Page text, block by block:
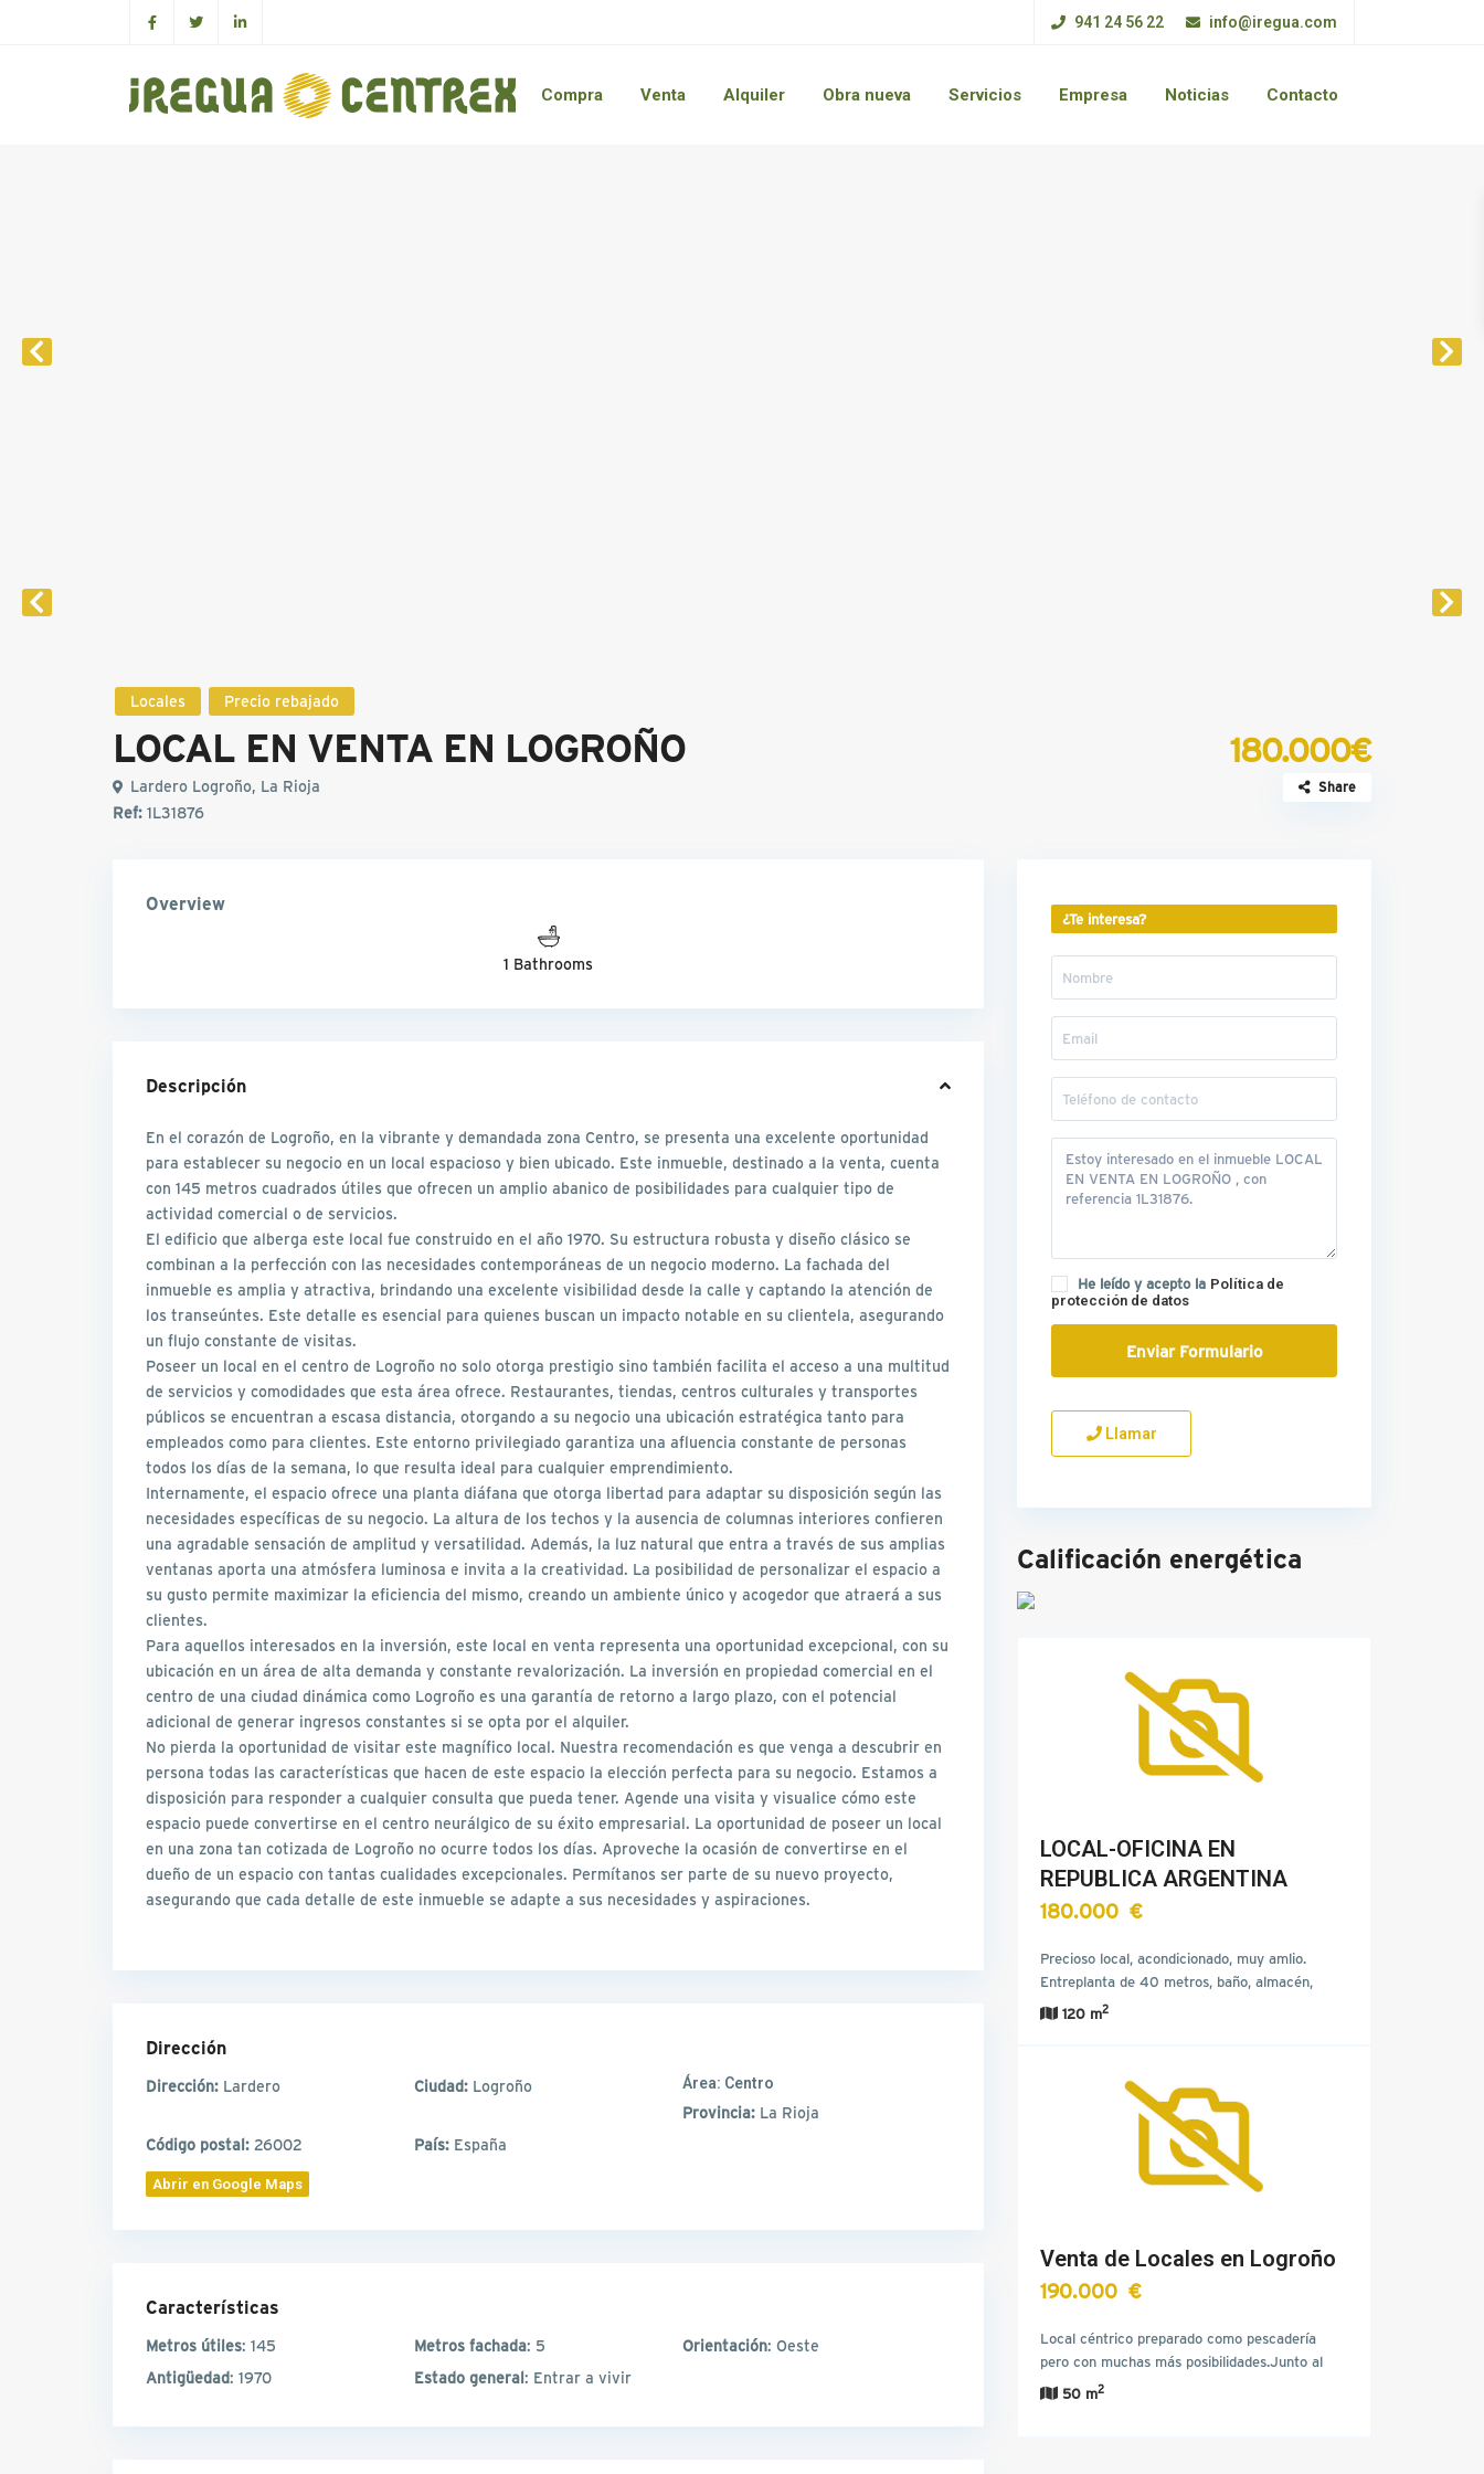
941 24 56 22 info@iregua.com
Compra Venta Alquiler Obra nueva Servicios Empresa Noticias Contacto
Locales Precio rebajado
LOCAL EN VENTA EN LOGROÑO 180.000€
Lardero Logroño, La Rioja
Ref:1L31876
Share
Overview
1 Bathrooms
Descripción
En el corazón de Logroño, en la vibrante y demandada zona Centro, se presenta una excelente oportunidad
para establecer su negocio en un local espacioso y bien ubicado. Este inmueble, destinado a la venta, cuenta
con 145 metros cuadrados útiles que ofrecen un amplio abanico de posibilidades para cualquier tipo de
actividad comercial o de servicios.
El edificio que alberga este local fue construido en el año 1970. Su estructura robusta y diseño clásico se
combinan a la perfección con las necesidades contemporáneas de un negocio moderno. La fachada del
inmueble es amplia y atractiva, brindando una excelente visibilidad desde la calle y captando la atención de
los transeúntes. Este detalle es esencial para quienes buscan un impacto notable en su clientela, asegurando
un flujo constante de visitas.
Poseer un local en el centro de Logroño no solo otorga prestigio sino también facilita el acceso a una multitud
de servicios y comodidades que esta área ofrece. Restaurantes, tiendas, centros culturales y transportes
públicos se encuentran a escasa distancia, otorgando a su negocio una ubicación estratégica tanto para
empleados como para clientes. Este entorno privilegiado garantiza una afluencia constante de personas
todos los días de la semana, lo que resulta ideal para cualquier emprendimiento.
Internamente, el espacio ofrece una planta diáfana que otorga libertad para adaptar su disposición según las
necesidades específicas de su negocio. La altura de los techos y la ausencia de columnas interiores confieren
una agradable sensación de amplitud y versatilidad. Además, la luz natural que entra a través de sus amplias
ventanas aporta una atmósfera luminosa e invita a la creatividad. La posibilidad de personalizar el espacio a
su gusto permite maximizar la eficiencia del mismo, creando un ambiente único y acogedor que atraerá a sus
clientes.
Para aquellos interesados en la inversión, este local en venta representa una oportunidad excepcional, con su
ubicación en un área de alta demanda y constante revalorización. La inversión en propiedad comercial en el
centro de una ciudad dinámica como Logroño es una garantía de retorno a largo plazo, con el potencial
adicional de generar ingresos constantes si se opta por el alquiler.
No pierda la oportunidad de visitar este magnífico local. Nuestra recomendación es que venga a descubrir en
persona todas las características que hacen de este espacio la elección perfecta para su negocio. Estamos a
disposición para responder a cualquier consulta que pueda tener. Agende una visita y visualice cómo este
espacio puede convertirse en el centro neurálgico de su éxito empresarial. La oportunidad de poseer un local
en una zona tan cotizada de Logroño no ocurre todos los días. Aproveche la ocasión de convertirse en el
dueño de un espacio con tantas cualidades excepcionales. Permítanos ser parte de su nuevo proyecto,
asegurando que cada detalle de este inmueble se adapte a sus necesidades y aspiraciones.
Dirección
Dirección: Lardero Ciudad: Logroño Área: Centro
Provincia: La Rioja
Código postal: 26002 País: España
Abrir en Google Maps
Características
Metros útiles: 145 Metros fachada: 5 Orientación: Oeste
Antigüedad: 1970 Estado general: Entrar a vivir
¿Te interesa?
He leído y acepto la Política de
protección de datos
Llamar
Calificación energética
LOCAL-OFICINA EN
REPUBLICA ARGENTINA
180.000 €
Precioso local, acondicionado, muy amlio.
Entreplanta de 40 metros, baño, almacén,
grandes escaparates.…
120 m2
Venta de Locales en Logroño
190.000 €
Local céntrico preparado como pescadería
pero con muchas más posibilidades.Junto al
parque del Carmen.Fachada…
50 m2